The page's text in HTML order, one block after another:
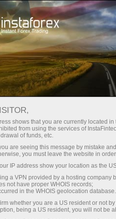
InstaForex-এর সাথে
লিভারেজ, মার্কেটের সেরা
স্টক ও ইনডেক্স ট্রেডিংয়ের
শর্তাবলী।
স্বল্প
প্রতিটি ডিপোজিটে
30% বোনাস
গতির
পরিচয় ট্রেডিংয়ে এবং হাইওয়েতে
shows that you are currently located
from using the services of
of funds, etc.
are seeing this message by mistake
you must leave the website in
IP address show your location as the
a VPN provided by a hosting company
not have proper WHOIS records;
in the WHOIS geolocation database.
whether you are a US resident or not
being a US resident, you will not be